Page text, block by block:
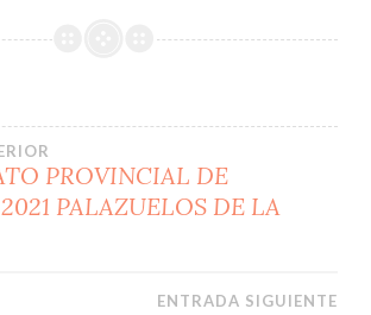
PROVINCIAL DE
PALAZUELOS DE LA
ENTRADA SIGUIENTE